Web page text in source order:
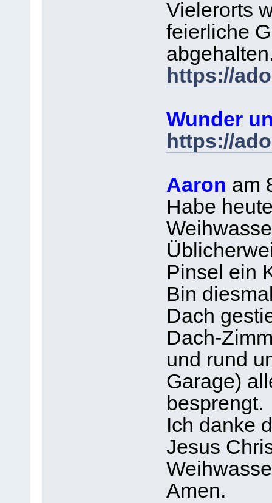
Vielerorts
feierliche
https://
Wunder
https://
Aaron am
Habe
Pinsel ein
Bin
Dach
Dach-
und rund
Garage)
besprengt.
Ich danke
Jesus
Amen.